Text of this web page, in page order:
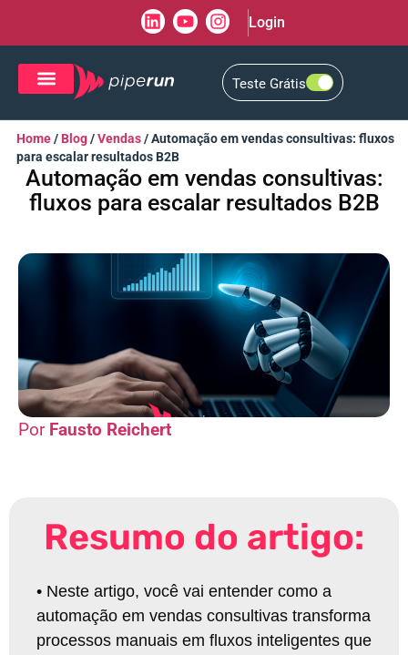
Login
Teste Grátis
Home/ Blog/Vendas/Automação em vendas consultivas: fluxos
para escalar resultados B2B
Automação em vendas consultivas:
fluxos para escalar resultados B2B
Fausto Reichert
Resumo do artigo:
• Neste artigo, você vai entender como a
automação em vendas consultivas transforma
processos manuais em fluxos inteligentes que